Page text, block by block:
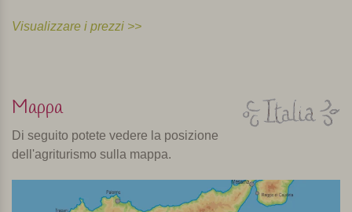
Visualizzare i prezzi >>
Mappa
Di seguito potete vedere la posizione
dell'agriturismo sulla mappa.